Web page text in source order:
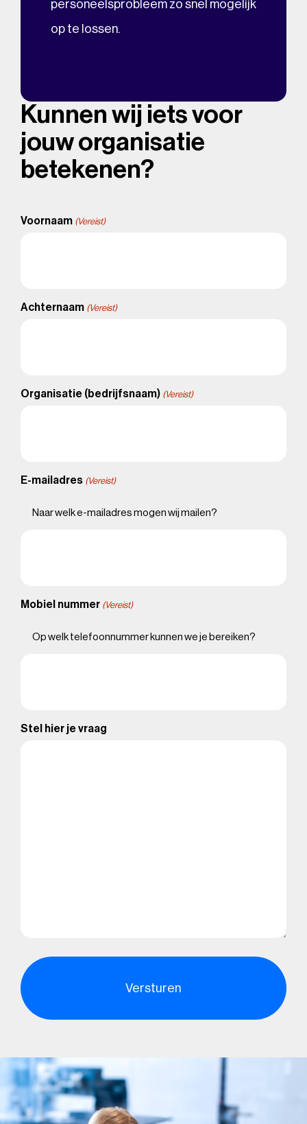
personeelsprobleem zo snel mogelijk
op te lossen.
Kunnen wij iets voor
jouw organisatie
betekenen?
Voornaam (Vereist)
Achternaam (Vereist)
Organisatie (bedrijfsnaam) (Vereist)
E-mailadres (Vereist)
Naar welk e-mailadres mogen wij mailen?
Mobiel nummer (Vereist)
Op welk telefoonnummer kunnen we je bereiken?
Stel hier je vraag